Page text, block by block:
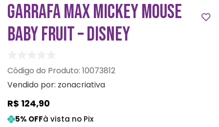
GARRAFA MAX MICKEY MOUSE
BABY FRUIT – DISNEY
: 10073812
Vendido por: zonacriativa
R$ 124,90
5% OFFà vista no Pix